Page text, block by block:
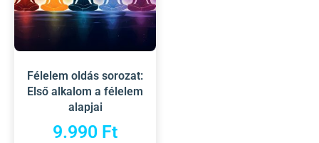
Félelem oldás sorozat:
Első alkalom a félelem
alapjai
9.990 Ft